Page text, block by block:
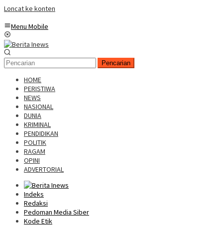
Loncat ke konten
Menu Mobile
Pencarian
HOME
PERISTIWA
NEWS
NASIONAL
DUNIA
KRIMINAL
PENDIDIKAN
POLITIK
RAGAM
OPINI
ADVERTORIAL
Indeks
Redaksi
Pedoman Media Siber
Kode Etik